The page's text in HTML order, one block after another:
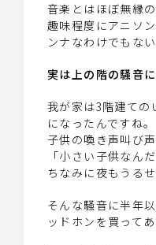
音楽とはほぼ無縁
趣味程度にアニソ
ンナなわけでもな
実は上の階の騒音
我が家は3階建ての
になったんですね。
子供の喚き声叫び
「小さい子供なん
ちなみに夜もうるせ
そんな騒音に半年
ッドホンを買って